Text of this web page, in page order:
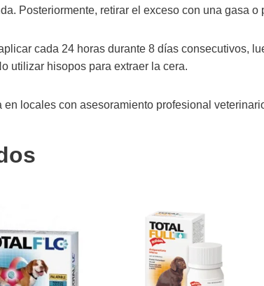
Posteriormente, retirar el exceso con una gasa o
cada 24 horas durante 8 días consecutivos,
utilizar hisopos para extraer la cera.
locales con asesoramiento profesional